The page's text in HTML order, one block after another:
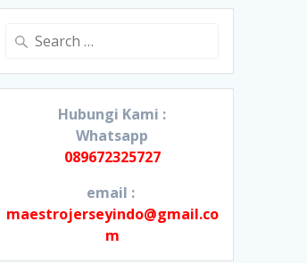
Search
Hubungi Kami :
Whatsapp
089672325727
email :
maestrojerseyindo@gmail.co
m